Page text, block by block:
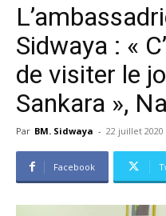
Sidwaya : «
de visiter le
Sankara »,
Par BM. Sidwaya - 22 juillet 2020
Facebook